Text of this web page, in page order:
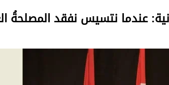
عندما نتسيس نفقد المصلحةُ